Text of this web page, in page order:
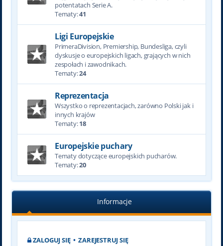
potentatach Serie A.
Tematy:41
Ligi Europejskie
PrimeraDivision, Premiership, Bundesliga, czyli
dyskusje o europejskich ligach, grających w nich
zespołach i zawodnikach.
Tematy:24
Reprezentacja
Wszystko o reprezentacjach, zarówno Polski jak i
innych krajów
Tematy:18
Europejskie puchary
Tematy dotyczące europejskich pucharów.
Tematy:20
Informacje
ZALOGUJ SIĘ•ZAREJESTRUJ SIĘ